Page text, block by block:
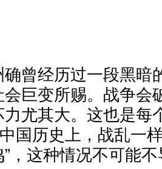
经历过一段黑暗
巨变所赐。战争会
尤其大。这也是每
国历史上，战乱一
，这种情况不可能